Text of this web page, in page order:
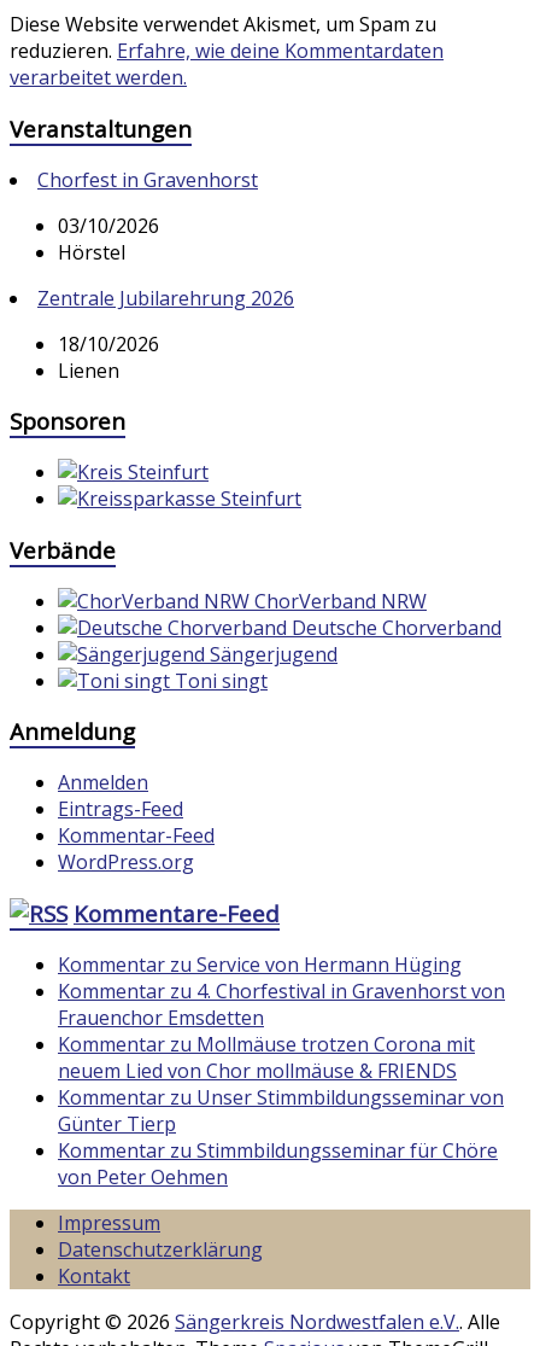
Diese Website verwendet Akismet, um Spam zu
reduzieren. Erfahre, wie deine Kommentardaten
verarbeitet werden.
Veranstaltungen
Chorfest in Gravenhorst
03/10/2026
Hörstel
Zentrale Jubilarehrung 2026
18/10/2026
Lienen
Sponsoren
Verbände
ChorVerband NRW
Deutsche Chorverband
Sängerjugend
Toni singt
Anmeldung
Anmelden
Eintrags-Feed
Kommentar-Feed
WordPress.org
Kommentare-Feed
Kommentar zu Service von Hermann Hüging
Kommentar zu 4. Chorfestival in Gravenhorst von
Frauenchor Emsdetten
Kommentar zu Mollmäuse trotzen Corona mit
neuem Lied von Chor mollmäuse & FRIENDS
Kommentar zu Unser Stimmbildungsseminar von
Günter Tierp
Kommentar zu Stimmbildungsseminar für Chöre
von Peter Oehmen
Impressum
Datenschutzerklärung
Kontakt
Copyright © 2026 Sängerkreis Nordwestfalen e.V.. Alle